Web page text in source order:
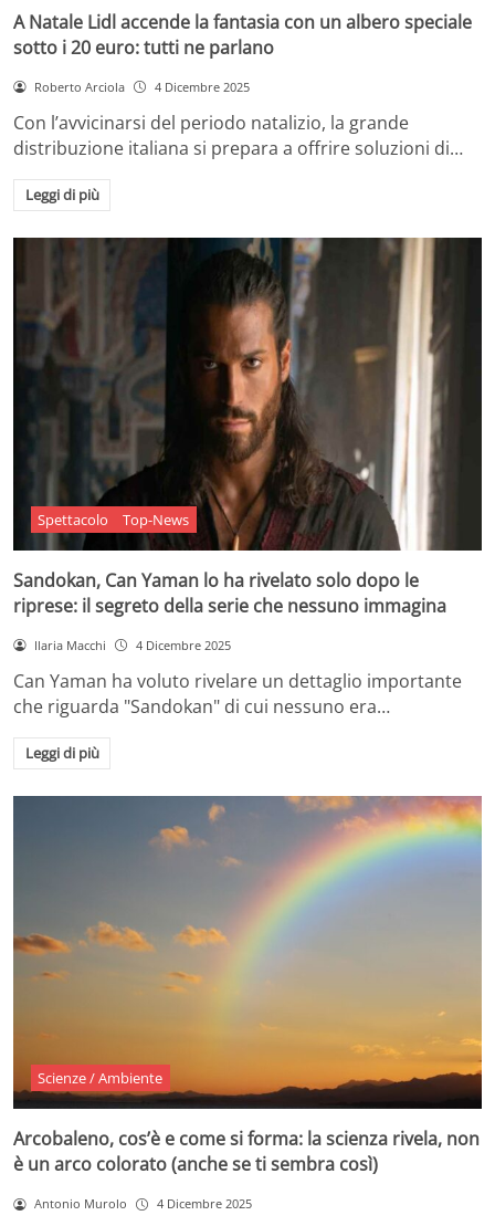
A Natale Lidl accende la fantasia con un albero speciale
sotto i 20 euro: tutti ne parlano
Roberto Arciola 4 Dicembre 2025
Con l’avvicinarsi del periodo natalizio, la grande
distribuzione italiana si prepara a offrire soluzioni di…
Leggi di più
Spettacolo Top-News
Sandokan, Can Yaman lo ha rivelato solo dopo le
riprese: il segreto della serie che nessuno immagina
Ilaria Macchi 4 Dicembre 2025
Can Yaman ha voluto rivelare un dettaglio importante
che riguarda "Sandokan" di cui nessuno era…
Leggi di più
Scienze / Ambiente
Arcobaleno, cos’è e come si forma: la scienza rivela, non
è un arco colorato (anche se ti sembra così)
Antonio Murolo 4 Dicembre 2025